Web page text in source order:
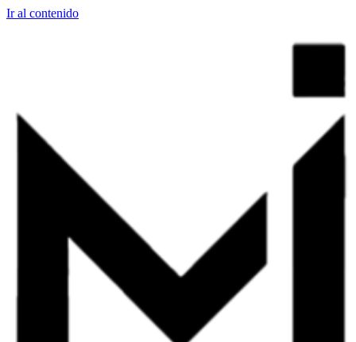
Ir al contenido